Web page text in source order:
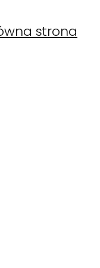
strona